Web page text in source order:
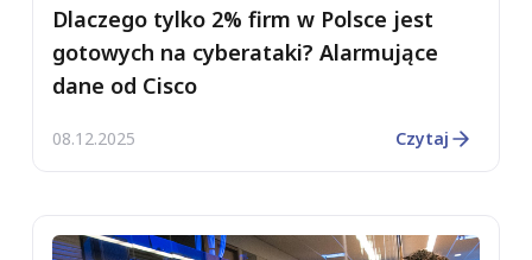
Dlaczego tylko 2% firm w Polsce jest
gotowych na cyberataki? Alarmujące
dane od Cisco
08.12.2025 Czytaj